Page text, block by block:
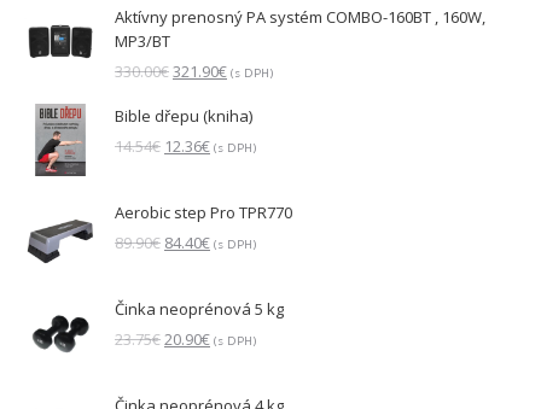
Aktívny prenosný PA systém COMBO-160BT , 160W,
MP3/BT
330.00€Pôvodná
bola:
330.00€.
321.90€Aktuálna
je:
321.90€.
(s DPH)
Bible dřepu (kniha)
14.54€ Pôvodná
14.54€.
12.36€Aktuálna
12.36€.
(s DPH)
Aerobic step Pro TPR770
89.90€ Pôvodná
89.90€.
84.40€Aktuálna
84.40€.
(s DPH)
Činka neoprénová 5 kg
23.75€ Pôvodná
20.90€Aktuálna
(s DPH)